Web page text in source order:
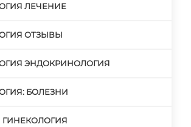
ЛЕЧЕНИЕ
ОТЗЫВЫ
ЭНДОКРИНОЛОГИЯ
БОЛЕЗНИ